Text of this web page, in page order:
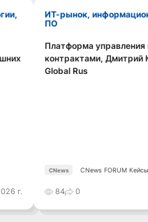
г.
ИТ-рынок, информационные технологии,
ПО
Смотреть
Платформа
контрактами, Дмитрий
Global Rus
CNews CNews FORUM
84 0